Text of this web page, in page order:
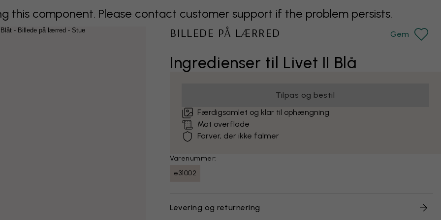
this component. Please contact customer support if the problem persists.
Ingredienser til Livet II Blå
BILLEDE PÅ LÆRRED Gem
Tilpas og bestil
Færdigsamlet og klar til ophængning
Mat overflade
Farver, der ikke falmer
Varenummer:
e31002
Levering og returnering